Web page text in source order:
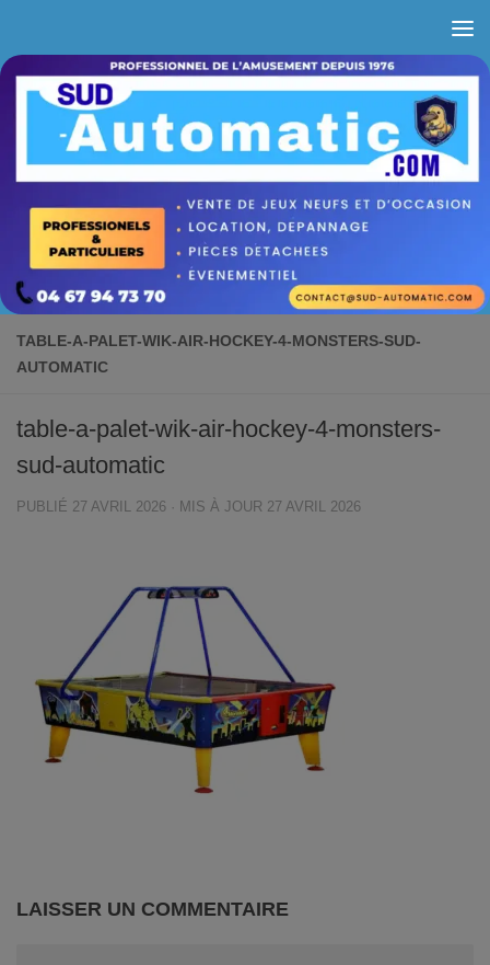
TABLE-A-PALET-WIK-AIR-HOCKEY-4-MONSTERS-SUD-
AUTOMATIC
table-a-palet-wik-air-hockey-4-monsters-
sud-automatic
PUBLIÉ 27 AVRIL 2026 · MIS À JOUR 27 AVRIL 2026
LAISSER UN COMMENTAIRE